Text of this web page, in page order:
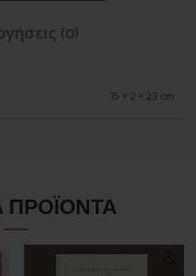
(0)
15 × 2 × 23 cm
ΠΡΟΪΌΝΤΑ